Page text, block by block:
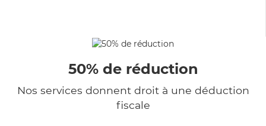
50% de réduction
Nos services donnent droit à une déduction
fiscale